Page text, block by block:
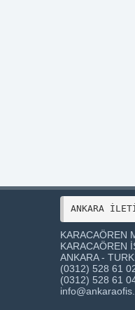
ANKARA
KARACAÖREN
KARACAÖREN
ANKARA -
(0312) 528 61
(0312) 528 61